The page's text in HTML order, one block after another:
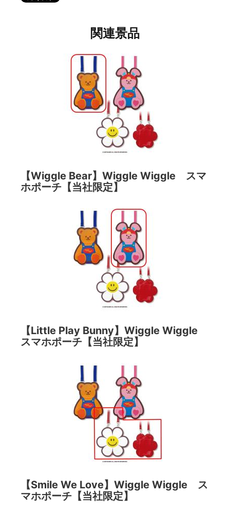
関連景品
【Wiggle Bear】Wiggle Wiggle スマ
ホポーチ【当社限定】
【Little Play Bunny】Wiggle Wiggle
スマホポーチ【当社限定】
【Smile We Love】Wiggle Wiggle ス
マホポーチ【当社限定】